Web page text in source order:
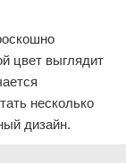
цвет выглядит
несколько
дизайн.